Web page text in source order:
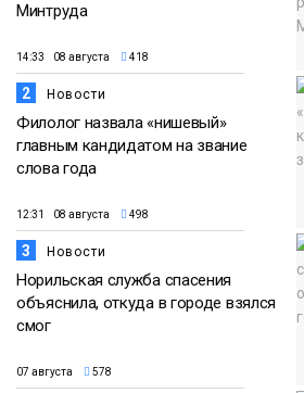
Минтруда
14:33 08 августа 418
2 Новости
Филолог назвала «нишевый»
главным кандидатом на звание
слова года
12:31 08 августа 498
3 Новости
Норильская служба спасения
объяснила, откуда в городе взялся
смог
07 августа 578